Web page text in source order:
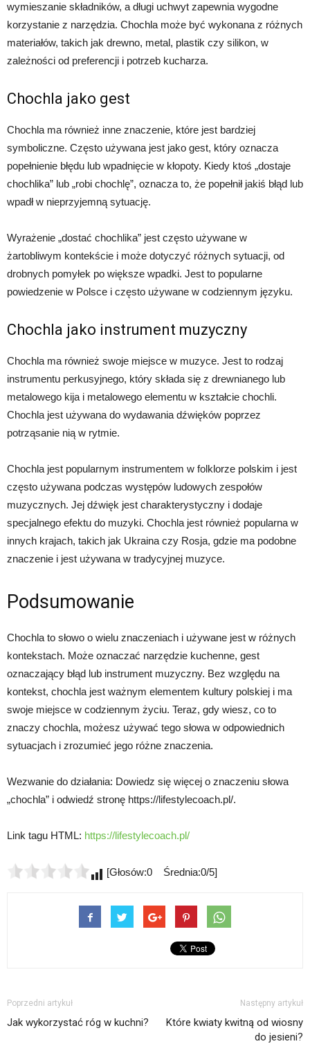
wymieszanie składników, a długi uchwyt zapewnia wygodne
korzystanie z narzędzia. Chochla może być wykonana z różnych
materiałów, takich jak drewno, metal, plastik czy silikon, w
zależności od preferencji i potrzeb kucharza.
Chochla jako gest
Chochla ma również inne znaczenie, które jest bardziej
symboliczne. Często używana jest jako gest, który oznacza
popełnienie błędu lub wpadnięcie w kłopoty. Kiedy ktoś „dostaje
chochlika” lub „robi chochlę”, oznacza to, że popełnił jakiś błąd lub
wpadł w nieprzyjemną sytuację.
Wyrażenie „dostać chochlika” jest często używane w
żartobliwym kontekście i może dotyczyć różnych sytuacji, od
drobnych pomyłek po większe wpadki. Jest to popularne
powiedzenie w Polsce i często używane w codziennym języku.
Chochla jako instrument muzyczny
Chochla ma również swoje miejsce w muzyce. Jest to rodzaj
instrumentu perkusyjnego, który składa się z drewnianego lub
metalowego kija i metalowego elementu w kształcie chochli.
Chochla jest używana do wydawania dźwięków poprzez
potrząsanie nią w rytmie.
Chochla jest popularnym instrumentem w folklorze polskim i jest
często używana podczas występów ludowych zespołów
muzycznych. Jej dźwięk jest charakterystyczny i dodaje
specjalnego efektu do muzyki. Chochla jest również popularna w
innych krajach, takich jak Ukraina czy Rosja, gdzie ma podobne
znaczenie i jest używana w tradycyjnej muzyce.
Podsumowanie
Chochla to słowo o wielu znaczeniach i używane jest w różnych
kontekstach. Może oznaczać narzędzie kuchenne, gest
oznaczający błąd lub instrument muzyczny. Bez względu na
kontekst, chochla jest ważnym elementem kultury polskiej i ma
swoje miejsce w codziennym życiu. Teraz, gdy wiesz, co to
znaczy chochla, możesz używać tego słowa w odpowiednich
sytuacjach i zrozumieć jego różne znaczenia.
Wezwanie do działania: Dowiedz się więcej o znaczeniu słowa
„chochla” i odwiedź stronę https://lifestylecoach.pl/.
Link tagu HTML: https://lifestylecoach.pl/
[Głosów:0 Średnia:0/5]
Poprzedni artykuł
Jak wykorzystać róg w kuchni?
Następny artykuł
Które kwiaty kwitną od wiosny
do jesieni?